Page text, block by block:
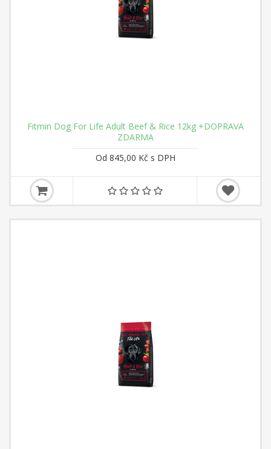
Fitmin Dog For Life Adult Beef & Rice 12kg +DOPRAVA
ZDARMA
Od 845,00 Kč s DPH